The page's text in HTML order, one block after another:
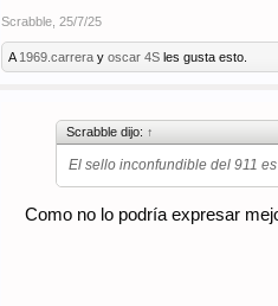
Scrabble 25/7/25
A 1969.carrera yoscar 4S les gusta esto.
Scrabble dijo: ↑
El sello inconfundible del 911
Como no lo podría expresar